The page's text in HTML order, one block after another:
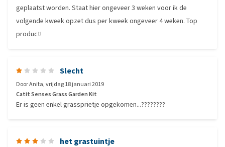
geplaatst worden. Staat hier ongeveer 3 weken voor ik de
volgende kweek opzet dus per kweek ongeveer 4 weken. Top
product!
Slecht
DoorAnita,vrijdag 18 januari 2019
Catit Senses Grass Garden Kit
Er is geen enkel grassprietje opgekomen...????????
het grastuintje